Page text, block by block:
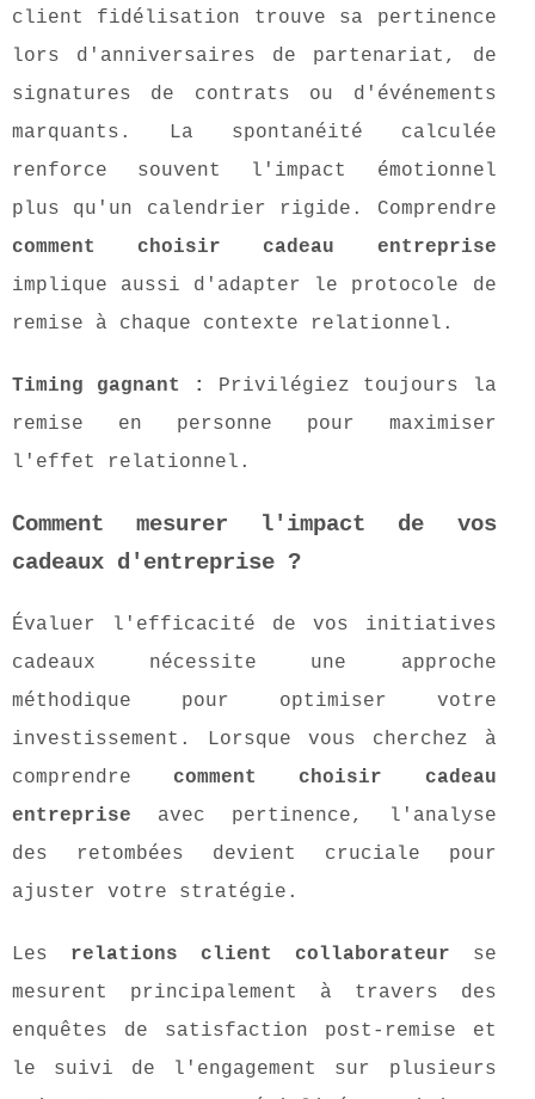
client fidélisation trouve sa pertinence
lors d'anniversaires de partenariat, de
signatures de contrats ou d'événements
marquants. La spontanéité calculée
renforce souvent l'impact émotionnel
plus qu'un calendrier rigide. Comprendre
comment choisir cadeau entreprise
implique aussi d'adapter le protocole de
remise à chaque contexte relationnel.
Timing gagnant :
Privilégiez toujours la
remise en personne pour maximiser
l'effet relationnel.
Comment mesurer l'impact de vos
cadeaux d'entreprise ?
Évaluer l'efficacité de vos initiatives
cadeaux nécessite une approche
méthodique pour optimiser votre
investissement. Lorsque vous cherchez à
comprendre comment choisir cadeau
entreprise avec pertinence, l'analyse
des retombées devient cruciale pour
ajuster votre stratégie.
Les relations client collaborateur se
mesurent principalement à travers des
enquêtes de satisfaction post-remise et
le suivi de l'engagement sur plusieurs